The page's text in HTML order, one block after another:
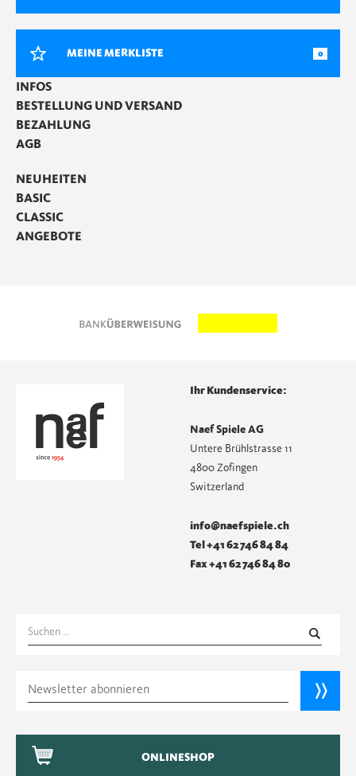
MEINE MERKLISTE 0
INFOS
BESTELLUNG UND VERSAND
BEZAHLUNG
AGB
NEUHEITEN
BASIC
CLASSIC
ANGEBOTE
Ihr Kundenservice:
Naef Spiele AG
Untere Brühlstrasse 11
4800 Zofingen
Switzerland
info@naefspiele.ch
Tel +41 62 746 84 84
Fax +41 62 746 84 80
Suchen
nach:
ONLINESHOP